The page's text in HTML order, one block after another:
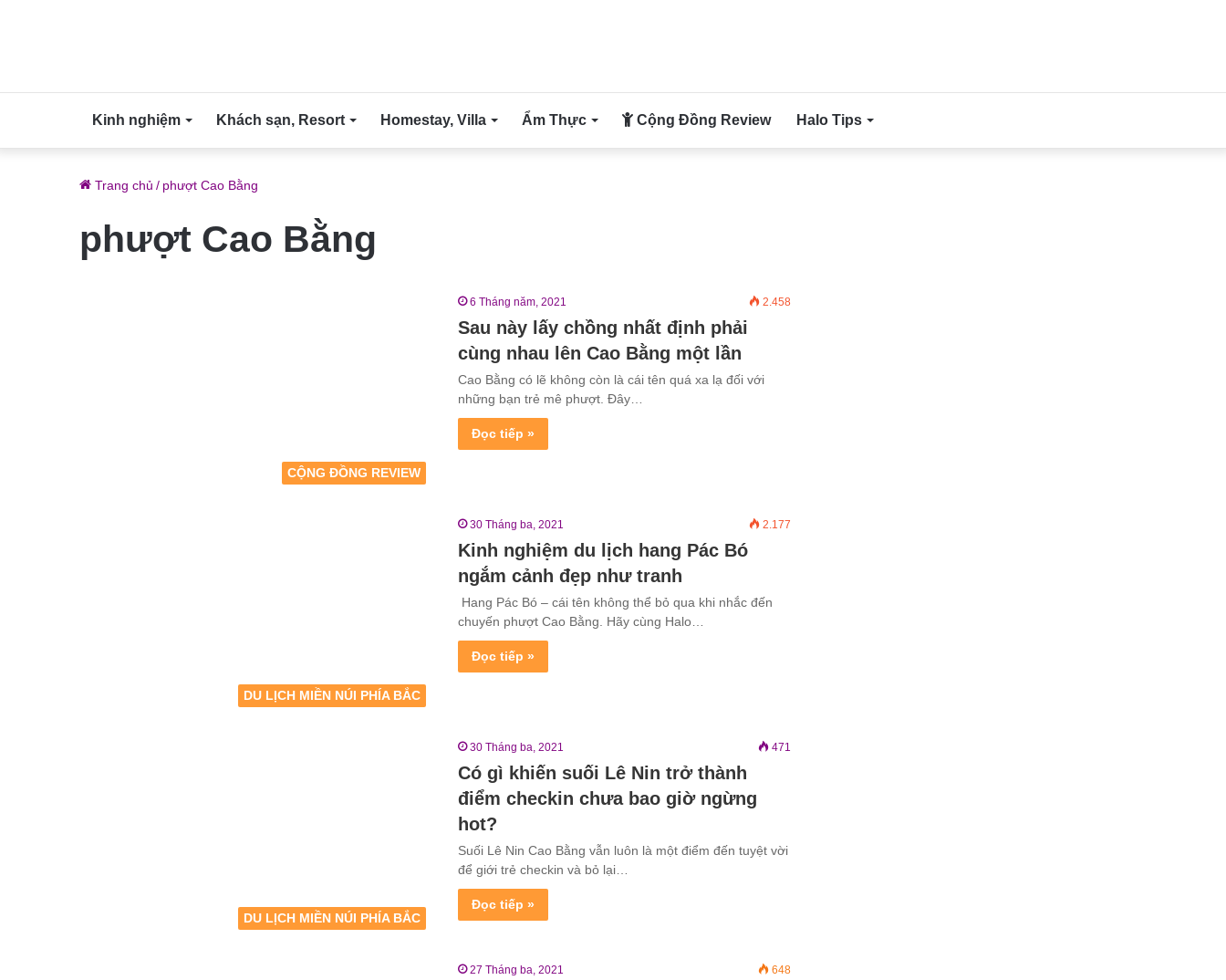
Kinh nghiệm Khách sạn, Resort Homestay, Villa Ẩm Thực Cộng Đồng Review Halo Tips
Trang chủ / phượt Cao Bằng
phượt Cao Bằng
CỘNG ĐỒNG REVIEW
6 Tháng năm, 2021 2.458
Sau này lấy chồng nhất định phải
cùng nhau lên Cao Bằng một lần
Cao Bằng có lẽ không còn là cái tên quá xa lạ đối với
những bạn trẻ mê phượt. Đây…
Đọc tiếp »
DU LỊCH MIỀN NÚI PHÍA BẮC
30 Tháng ba, 2021 2.177
Kinh nghiệm du lịch hang Pác Bó
ngắm cảnh đẹp như tranh
Hang Pác Bó – cái tên không thể bỏ qua khi nhắc đến
chuyến phượt Cao Bằng. Hãy cùng Halo…
Đọc tiếp »
DU LỊCH MIỀN NÚI PHÍA BẮC
30 Tháng ba, 2021 471
Có gì khiến suối Lê Nin trở thành
điểm checkin chưa bao giờ ngừng
hot?
Suối Lê Nin Cao Bằng vẫn luôn là một điểm đến tuyệt vời
để giới trẻ checkin và bỏ lại…
Đọc tiếp »
27 Tháng ba, 2021 648